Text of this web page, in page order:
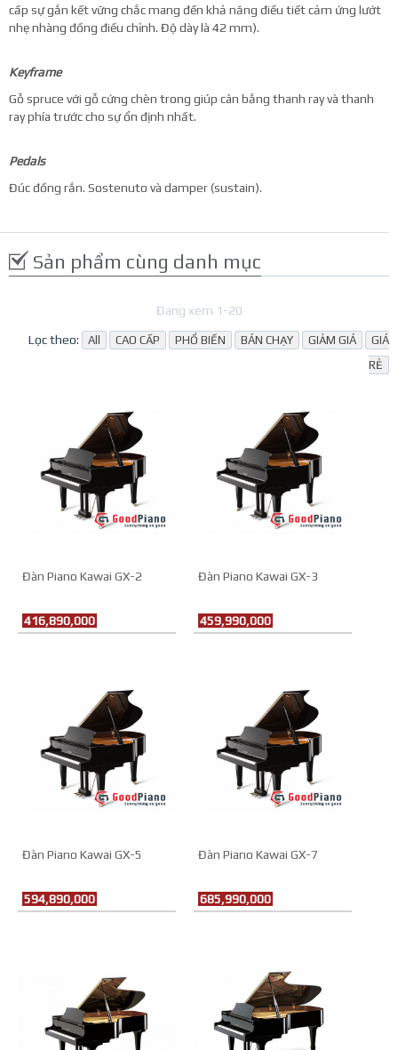
cấp sự gắn kết vững chắc mang đến khả năng điều tiết cảm ứng lướt
nhẹ nhàng đồng điều chỉnh. Độ dày là 42 mm).
Keyframe
Gỗ spruce với gỗ cứng chèn trong giúp cân bằng thanh ray và thanh
ray phía trước cho sự ổn định nhất.
Pedals
Đúc đồng rắn. Sostenuto và damper (sustain).
Sản phẩm cùng danh mục
Đang xem 1-20
Lọc theo: All CAO CẤP PHỔ BIẾN BÁN CHẠY GIẢM GIÁ
GIÁ
RẺ
Đàn Piano Kawai GX-2
416,890,000
Đàn Piano Kawai GX-3
459,990,000
Đàn Piano Kawai GX-5
594,890,000
Đàn Piano Kawai GX-7
685,990,000